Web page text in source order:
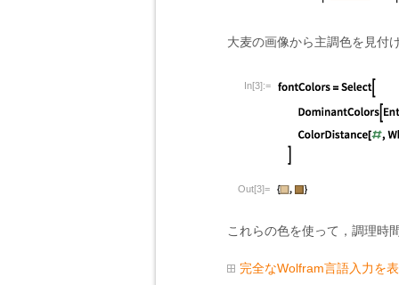
大麦の画像から主調色を見付
In[3]:=
Out[3]=
これらの色を使って，調理時
完全なWolfram言語入力を